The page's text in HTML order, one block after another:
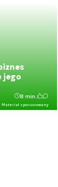
jego
Materiał sponsorowany
8 min.